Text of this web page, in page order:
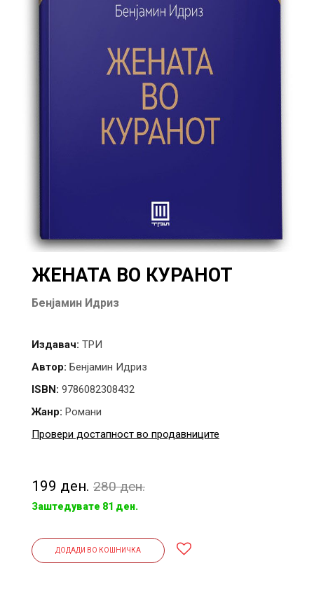
ЖЕНАТА ВО КУРАНОТ
Бенјамин Идриз
Издавач: ТРИ
Автор: Бенјамин Идриз
ISBN: 9786082308432
Жанр: Романи
Провери достапност во продавниците
199 ден. 280 ден.
Заштедувате 81 ден.
ДОДАДИ ВО КОШНИЧКА